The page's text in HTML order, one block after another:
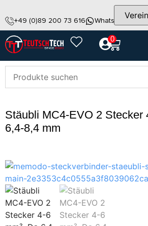
+49 (0)89 200 73 616 WhatsApp
0
Stäubli MC4-EVO 2 Stecker
6,4-8,4 mm